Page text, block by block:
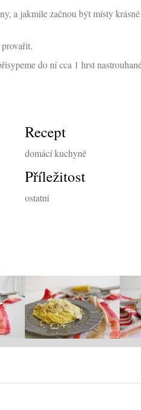
a jakmile začnou být místy
do ní cca 1 hrst
Recept
domácí kuchyně
Příležitost
ostatní